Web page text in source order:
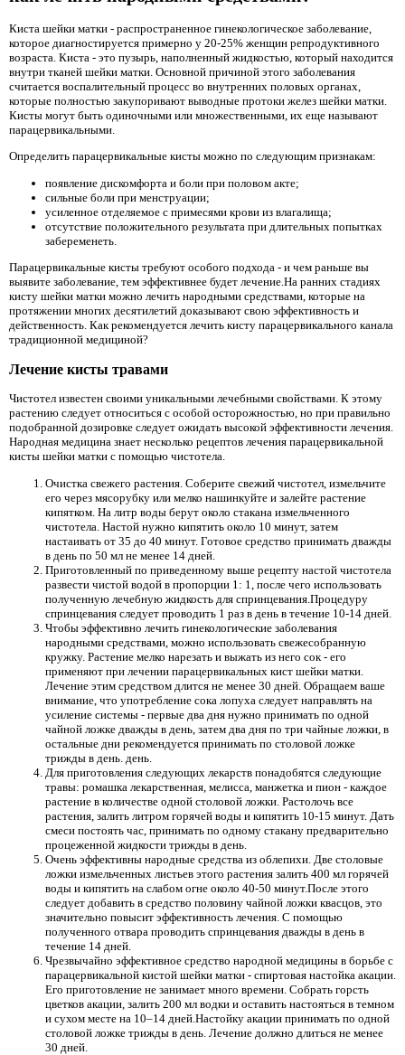
Киста шейки матки - распространенное гинекологическое заболевание,
которое диагностируется примерно у 20-25% женщин репродуктивного
возраста. Киста - это пузырь, наполненный жидкостью, который находится
внутри тканей шейки матки. Основной причиной этого заболевания
считается воспалительный процесс во внутренних половых органах,
которые полностью закупоривают выводные протоки желез шейки матки.
Кисты могут быть одиночными или множественными, их еще называют
парацервикальными.
Определить парацервикальные кисты можно по следующим признакам:
появление дискомфорта и боли при половом акте;
сильные боли при менструации;
усиленное отделяемое с примесями крови из влагалища;
отсутствие положительного результата при длительных попытках
забеременеть.
Парацервикальные кисты требуют особого подхода - и чем раньше вы
выявите заболевание, тем эффективнее будет лечение.На ранних стадиях
кисту шейки матки можно лечить народными средствами, которые на
протяжении многих десятилетий доказывают свою эффективность и
действенность. Как рекомендуется лечить кисту парацервикального канала
традиционной медициной?
Лечение кисты травами
Чистотел известен своими уникальными лечебными свойствами. К этому
растению следует относиться с особой осторожностью, но при правильно
подобранной дозировке следует ожидать высокой эффективности лечения.
Народная медицина знает несколько рецептов лечения парацервикальной
кисты шейки матки с помощью чистотела.
Очистка свежего растения. Соберите свежий чистотел, измельчите
его через мясорубку или мелко нашинкуйте и залейте растение
кипятком. На литр воды берут около стакана измельченного
чистотела. Настой нужно кипятить около 10 минут, затем
настаивать от 35 до 40 минут. Готовое средство принимать дважды
в день по 50 мл не менее 14 дней.
Приготовленный по приведенному выше рецепту настой чистотела
развести чистой водой в пропорции 1: 1, после чего использовать
полученную лечебную жидкость для спринцевания.Процедуру
спринцевания следует проводить 1 раз в день в течение 10-14 дней.
Чтобы эффективно лечить гинекологические заболевания
народными средствами, можно использовать свежесобранную
кружку. Растение мелко нарезать и выжать из него сок - его
применяют при лечении парацервикальных кист шейки матки.
Лечение этим средством длится не менее 30 дней. Обращаем ваше
внимание, что употребление сока лопуха следует направлять на
усиление системы - первые два дня нужно принимать по одной
чайной ложке дважды в день, затем два дня по три чайные ложки, в
остальные дни рекомендуется принимать по столовой ложке
трижды в день. день.
Для приготовления следующих лекарств понадобятся следующие
травы: ромашка лекарственная, мелисса, манжетка и пион - каждое
растение в количестве одной столовой ложки. Растолочь все
растения, залить литром горячей воды и кипятить 10-15 минут. Дать
смеси постоять час, принимать по одному стакану предварительно
процеженной жидкости трижды в день.
Очень эффективны народные средства из облепихи. Две столовые
ложки измельченных листьев этого растения залить 400 мл горячей
воды и кипятить на слабом огне около 40-50 минут.После этого
следует добавить в средство половину чайной ложки квасцов, это
значительно повысит эффективность лечения. С помощью
полученного отвара проводить спринцевания дважды в день в
течение 14 дней.
Чрезвычайно эффективное средство народной медицины в борьбе с
парацервикальной кистой шейки матки - спиртовая настойка акации.
Его приготовление не занимает много времени. Собрать горсть
цветков акации, залить 200 мл водки и оставить настояться в темном
и сухом месте на 10–14 дней.Настойку акации принимать по одной
столовой ложке трижды в день. Лечение должно длиться не менее
30 дней.